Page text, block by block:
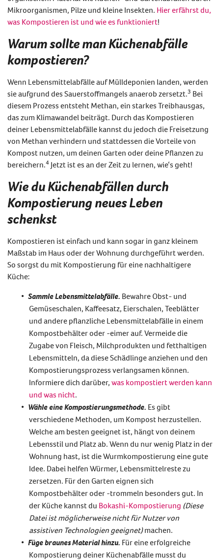
Mikroorganismen, Pilze und kleine Insekten. Hier erfährst du,
was Kompostieren ist und wie es funktioniert!
Warum sollte man Küchenabfälle
kompostieren?
Wenn Lebensmittelabfälle auf Mülldeponien landen, werden
sie aufgrund des Sauerstoffmangels anaerob zersetzt.3 Bei
diesem Prozess entsteht Methan, ein starkes Treibhausgas,
das zum Klimawandel beiträgt. Durch das Kompostieren
deiner Lebensmittelabfälle kannst du jedoch die Freisetzung
von Methan verhindern und stattdessen die Vorteile von
Kompost nutzen, um deinen Garten oder deine Pflanzen zu
bereichern.4 Jetzt ist es an der Zeit zu lernen, wie‘s geht!
Wie du Küchenabfällen durch
Kompostierung neues Leben
schenkst
Kompostieren ist einfach und kann sogar in ganz kleinem
Maßstab im Haus oder der Wohnung durchgeführt werden.
So sorgst du mit Kompostierung für eine nachhaltigere
Küche:
Sammle Lebensmittelabfälle. Bewahre Obst- und
Gemüseschalen, Kaffeesatz, Eierschalen, Teeblätter
und andere pflanzliche Lebensmittelabfälle in einem
Kompostbehälter oder -eimer auf. Vermeide die
Zugabe von Fleisch, Milchprodukten und fetthaltigen
Lebensmitteln, da diese Schädlinge anziehen und den
Kompostierungsprozess verlangsamen können.
Informiere dich darüber, was kompostiert werden kann
und was nicht.
Wähle eine Kompostierungsmethode. Es gibt
verschiedene Methoden, um Kompost herzustellen.
Welche am besten geeignet ist, hängt von deinem
Lebensstil und Platz ab. Wenn du nur wenig Platz in der
Wohnung hast, ist die Wurmkompostierung eine gute
Idee. Dabei helfen Würmer, Lebensmittelreste zu
zersetzen. Für den Garten eignen sich
Kompostbehälter oder -trommeln besonders gut. In
der Küche kannst du Bokashi-Kompostierung (Diese
Datei ist möglicherweise nicht für Nutzer von
assistiven Technologien geeignet) machen.
Füge braunes Material hinzu. Für eine erfolgreiche
Kompostierung deiner Küchenabfälle musst du